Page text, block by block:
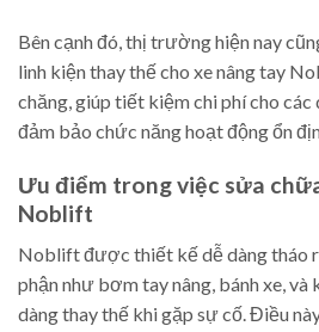
Bên cạnh đó, thị trường hiện nay
linh kiện thay thế cho xe nâng tay
chăng, giúp tiết kiệm chi phí cho các
đảm bảo chức năng hoạt động ổn
Ưu điểm trong việc sửa
Noblift
Noblift được thiết kế dễ dàng tháo
phận như bơm tay nâng, bánh xe, và
dàng thay thế khi gặp sự cố. Điều